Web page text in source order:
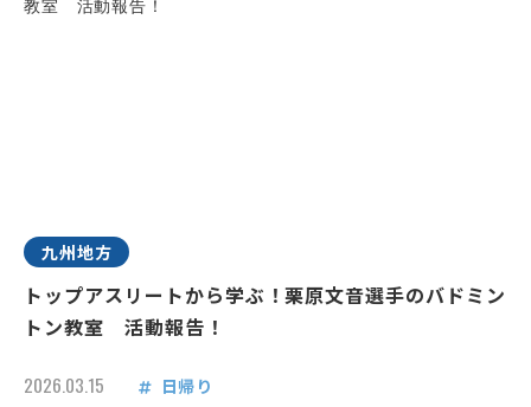
九州地方
トップアスリートから学ぶ！栗原文音選手のバドミン
トン教室 活動報告！
2026.03.15 日帰り